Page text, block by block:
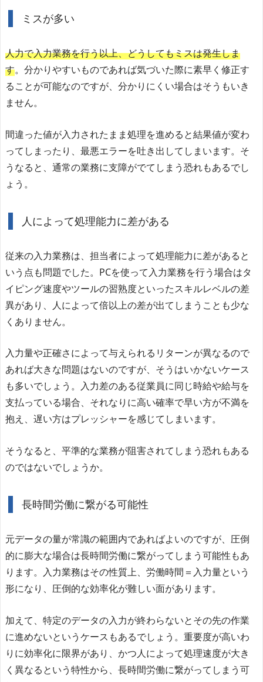
ミスが多い
人力で入力業務を行う以上、どうしてもミスは発生しま
す。分かりやすいものであれば気づいた際に素早く修正す
ることが可能なのですが、分かりにくい場合はそうもいき
ません。
間違った値が入力されたまま処理を進めると結果値が変わ
ってしまったり、最悪エラーを吐き出してしまいます。そ
うなると、通常の業務に支障がでてしまう恐れもあるでし
ょう。
人によって処理能力に差がある
従来の入力業務は、担当者によって処理能力に差があると
いう点も問題でした。PCを使って入力業務を行う場合はタ
イピング速度やツールの習熟度といったスキルレベルの差
異があり、人によって倍以上の差が出てしまうことも少な
くありません。
入力量や正確さによって与えられるリターンが異なるので
あれば大きな問題はないのですが、そうはいかないケース
も多いでしょう。入力差のある従業員に同じ時給や給与を
支払っている場合、それなりに高い確率で早い方が不満を
抱え、遅い方はプレッシャーを感じてしまいます。
そうなると、平準的な業務が阻害されてしまう恐れもある
のではないでしょうか。
長時間労働に繋がる可能性
元データの量が常識の範囲内であればよいのですが、圧倒
的に膨大な場合は長時間労働に繋がってしまう可能性もあ
ります。入力業務はその性質上、労働時間＝入力量という
形になり、圧倒的な効率化が難しい面があります。
加えて、特定のデータの入力が終わらないとその先の作業
に進めないというケースもあるでしょう。重要度が高いわ
りに効率化に限界があり、かつ人によって処理速度が大き
く異なるという特性から、長時間労働に繋がってしまう可